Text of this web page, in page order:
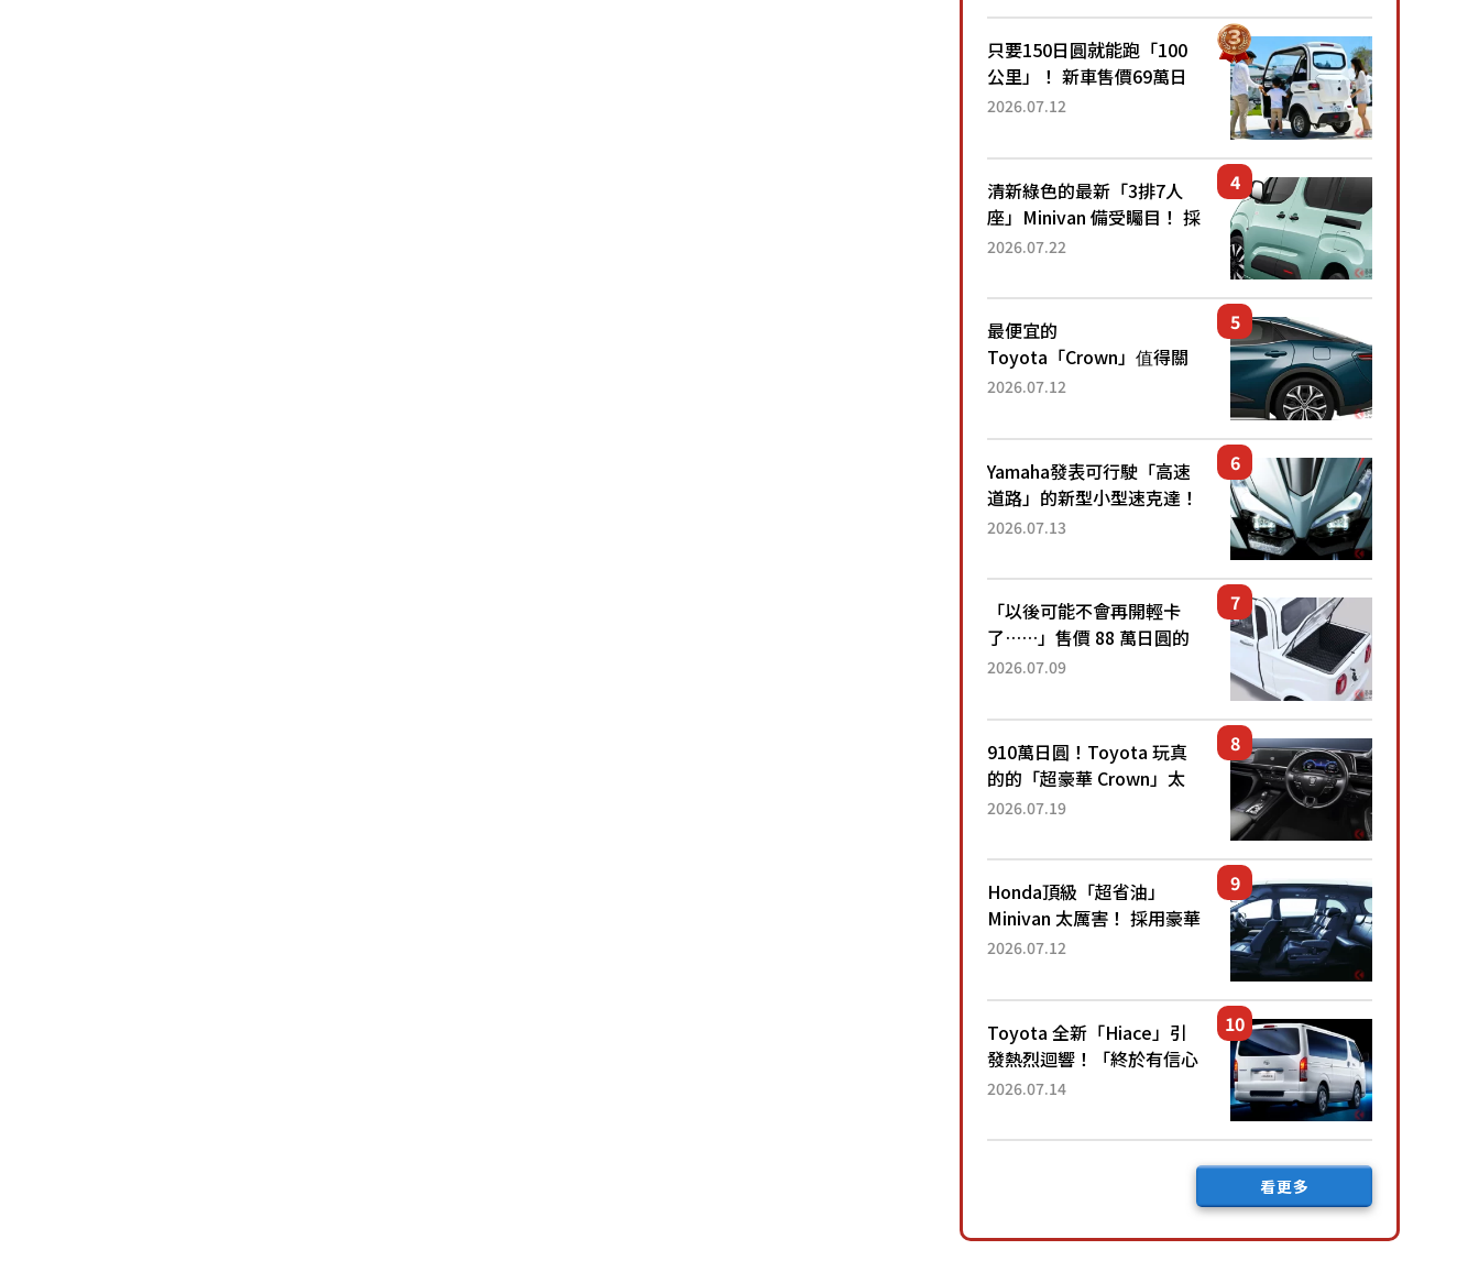
日圓就能跑100公里」「小
朋友坐得...
只要150日圓就能跑「100
公里」！ 新車售價69萬日
圓的「3人座」Trike大受歡
為何能迅速熱賣？
2026.07.12
清新綠色的最新「3排7人
座」Minivan 備受矚目！ 採
用全長4.7公尺剛剛好的車
還推出467萬元日圓起的5
人座版...
2026.07.22
最便宜的
Toyota「Crown」值得關
注！ 搭載4WD、每公升
眼！ 配備豐富、超越售價
水準，堪稱高CP值代表的
「...
2026.07.12
Yamaha發表可行駛「高速
道路」的新型小型速克達！
搭載能享受超強勁「渦輪
高階「Super Sport」車款
相同的...
2026.07.13
「以後可能不會再開輕卡
了……」售價 88 萬日圓的
「超迷你輕型貨車」引發兩
100 公里！」「免驗車真的
太棒了！...
2026.07.09
910萬日圓！Toyota 玩真
的的「超豪華 Crown」太
厲害了！採用由「匠人技
運動化「底盤設定」！還配
備專屬豪華...
2026.07.19
Honda頂級「超省油」
Minivan 太厲害！ 採用豪華
「真皮座椅」與專屬「黑色
公里，兼具優異節能表現與
舒適「三...
2026.07.12
Toyota 全新「Hiace」引
發熱烈迴響！「終於有信心
下訂了！」「哪個等級交車
後竟然還要等「超過半年」
2026.07.14
看更多